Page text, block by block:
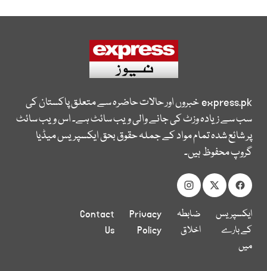
express.pkخبروں اور حالات حاضرہ سے متعلق پاکستان کی
سب سے زیادہ وزٹ کی جانے والی ویب سائٹ ہے۔ اس ویب سائٹ
پر شائع شدہ تمام مواد کے جملہ حقوق بحق ایکسپریس میڈیا
گروپ محفوظ ہیں۔
ایکسپریس
کے بارے
میں
ضابطہ
اخلاق
Privacy
Policy
Contact
Us